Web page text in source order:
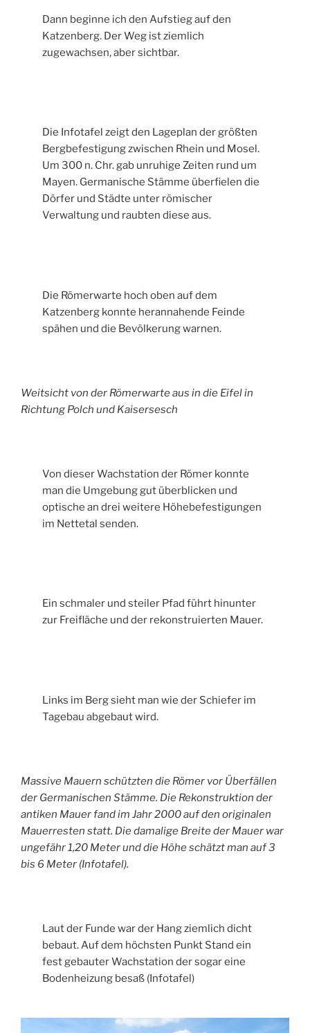
Dann beginne ich den Aufstieg auf den
Katzenberg. Der Weg ist ziemlich
zugewachsen, aber sichtbar.
Die Infotafel zeigt den Lageplan der größten
Bergbefestigung zwischen Rhein und Mosel.
Um 300 n. Chr. gab unruhige Zeiten rund um
Mayen. Germanische Stämme überfielen die
Dörfer und Städte unter römischer
Verwaltung und raubten diese aus.
Die Römerwarte hoch oben auf dem
Katzenberg konnte herannahende Feinde
spähen und die Bevölkerung warnen.
Weitsicht von der Römerwarte aus in die Eifel in
Richtung Polch und Kaisersesch
Von dieser Wachstation der Römer konnte
man die Umgebung gut überblicken und
optische an drei weitere Höhebefestigungen
im Nettetal senden.
Ein schmaler und steiler Pfad führt hinunter
zur Freifläche und der rekonstruierten Mauer.
Links im Berg sieht man wie der Schiefer im
Tagebau abgebaut wird.
Massive Mauern schützten die Römer vor Überfällen
der Germanischen Stämme. Die Rekonstruktion der
antiken Mauer fand im Jahr 2000 auf den originalen
Mauerresten statt. Die damalige Breite der Mauer war
ungefähr 1,20 Meter und die Höhe schätzt man auf 3
bis 6 Meter (Infotafel).
Laut der Funde war der Hang ziemlich dicht
bebaut. Auf dem höchsten Punkt Stand ein
fest gebauter Wachstation der sogar eine
Bodenheizung besaß (Infotafel)